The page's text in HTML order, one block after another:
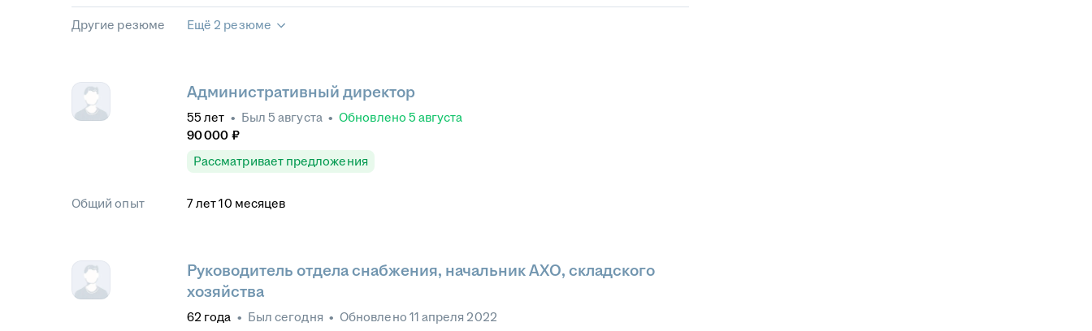
Другие резюме Ещё 2 резюме
Административный директор
55 лет • Был 5 августа • Обновлено 5 августа
90 000 ₽
Рассматривает предложения
Общий опыт 7лет 10 месяцев
Руководитель отдела снабжения, начальник АХО, складского
хозяйства
62 года • Был сегодня • Обновлено 11 апреля 2022